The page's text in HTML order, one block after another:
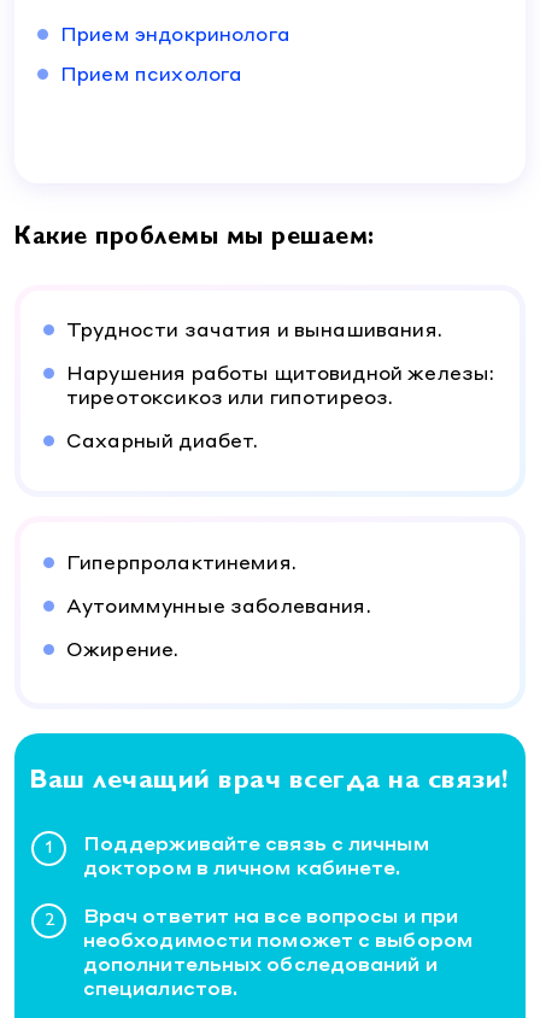
Прием эндокринолога
Прием психолога
Какие проблемы мы решаем:
Трудности зачатия и вынашивания.
Нарушения работы щитовидной железы:
тиреотоксикоз или гипотиреоз.
Сахарный диабет.
Гиперпролактинемия.
Аутоиммунные заболевания.
Ожирение.
Ваш лечащий врач всегда на связи!
Поддерживайте связь с личным
доктором в личном кабинете.
Врач ответит на все вопросы и при
необходимости поможет с выбором
дополнительных обследований и
специалистов.